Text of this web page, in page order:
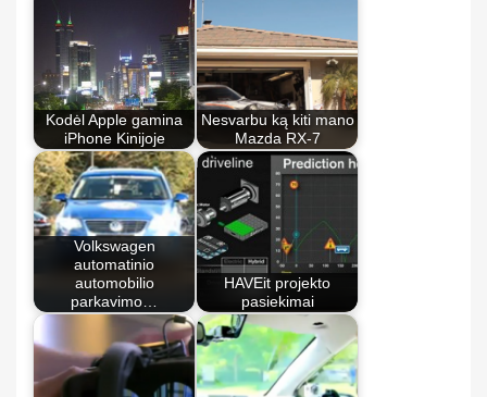
Kodėl Apple gamina
iPhone Kinijoje
Nesvarbu ką kiti mano
Mazda RX-7
Volkswagen
automatinio
automobilio
parkavimo…
HAVEit projekto
pasiekimai